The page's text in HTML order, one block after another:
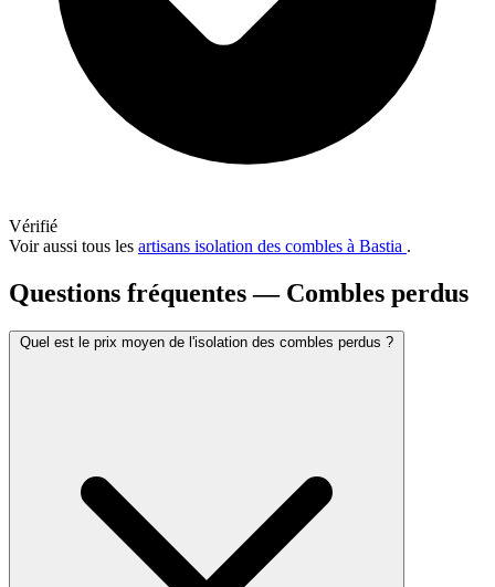
Vérifié
Voir aussi tous les artisans isolation des combles à Bastia .
Questions fréquentes — Combles perdus
Quel est le prix moyen de l'isolation des combles perdus ?